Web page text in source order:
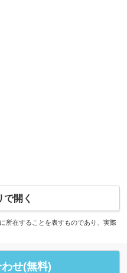
で開く
所在することを表すものであり、実際
せ(無料)